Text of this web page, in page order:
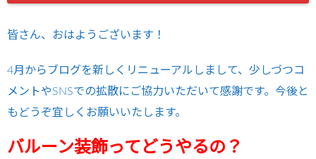
皆さん、おはようございます！
4月からブログを新しくリニューアルしまして、少しづつコ
メントやSNSでの拡散にご協力いただいて感謝です。今後と
もどうぞ宜しくお願いいたします。
バルーン装飾ってどうやるの？